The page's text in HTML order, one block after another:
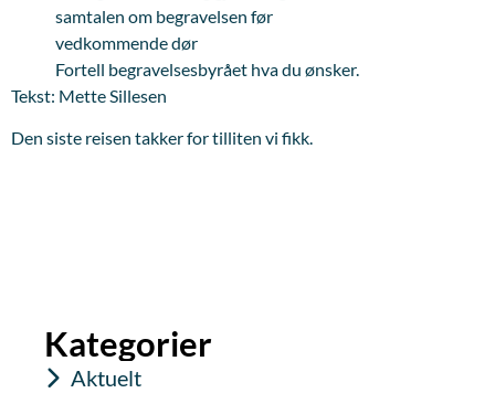
samtalen om begravelsen før
vedkommende dør
Fortell begravelsesbyrået hva du ønsker.
Tekst: Mette Sillesen
Den siste reisen takker for tilliten vi fikk.
Kategorier
Aktuelt